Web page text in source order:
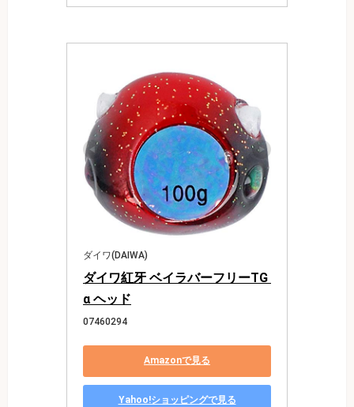
ダイワ(DAIWA)
ダイワ紅牙 ベイラバーフリーTG
α ヘッド
07460294
Amazonで見る
Yahoo!ショッピングで見る